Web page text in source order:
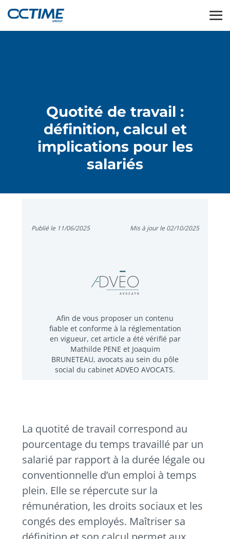
Quotité de travail :
définition, calcul et
implications pour les
salariés
Publié le 11/06/2025 Mis à jour le 02/10/2025
Afin de vous proposer un contenu
fiable et conforme à la réglementation
en vigueur, cet article a été vérifié par
Mathilde PENE et Joaquim
BRUNETEAU, avocats au sein du pôle
social du cabinet ADVEO AVOCATS.
La quotité de travail correspond au
pourcentage du temps travaillé par un
salarié par rapport à la durée légale ou
conventionnelle d’un emploi à temps
plein. Elle se répercute sur la
rémunération, les droits sociaux et les
congés des employés. Maîtriser sa